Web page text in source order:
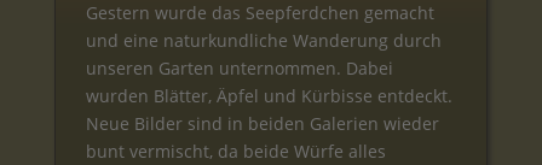
Gestern wurde das Seepferdchen gemacht
und eine naturkundliche Wanderung durch
unseren Garten unternommen. Dabei
wurden Blätter, Äpfel und Kürbisse entdeckt.
Neue Bilder sind in beiden Galerien wieder
bunt vermischt, da beide Würfe alles